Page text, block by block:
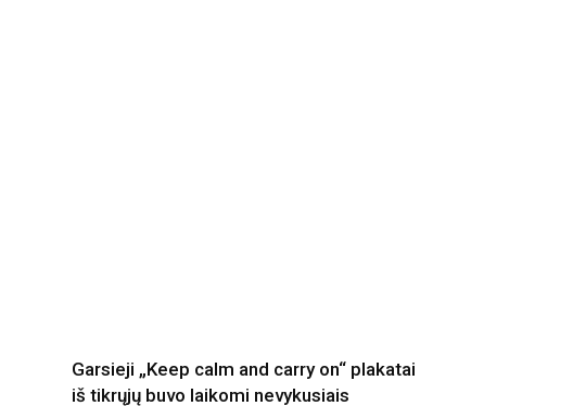
Garsieji „Keep calm and carry on“ plakatai
iš tikrųjų buvo laikomi nevykusiais